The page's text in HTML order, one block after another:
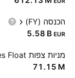
הכנסה (FY)
‪5.58 B‬ EUR
מניות צפות Shares Float
‪71.15 M‬